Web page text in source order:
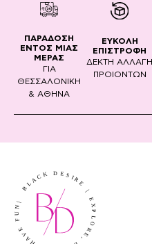
ΠΑΡΑΔΟΣΗ
ΕΝΤΟΣ ΜΙΑΣ
ΜΕΡΑΣ
ΓΙΑ
ΘΕΣΣΑΛΟΝΙΚΗ
& ΑΘΗΝΑ
ΕΥΚΟΛΗ
ΕΠΙΣΤΡΟΦΗ
ΔΕΚΤΗ ΑΛΛΑΓΗ
ΠΡΟΙΟΝΤΩΝ